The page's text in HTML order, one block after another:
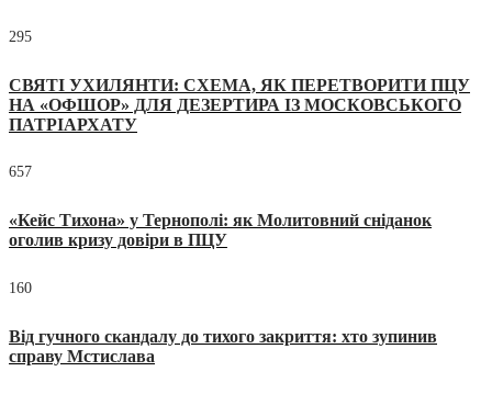
295
СВЯТІ УХИЛЯНТИ: СХЕМА, ЯК ПЕРЕТВОРИТИ ПЦУ
НА «ОФШОР» ДЛЯ ДЕЗЕРТИРА ІЗ МОСКОВСЬКОГО
ПАТРІАРХАТУ
657
«Кейс Тихона» у Тернополі: як Молитовний сніданок
оголив кризу довіри в ПЦУ
160
Від гучного скандалу до тихого закриття: хто зупинив
справу Мстислава